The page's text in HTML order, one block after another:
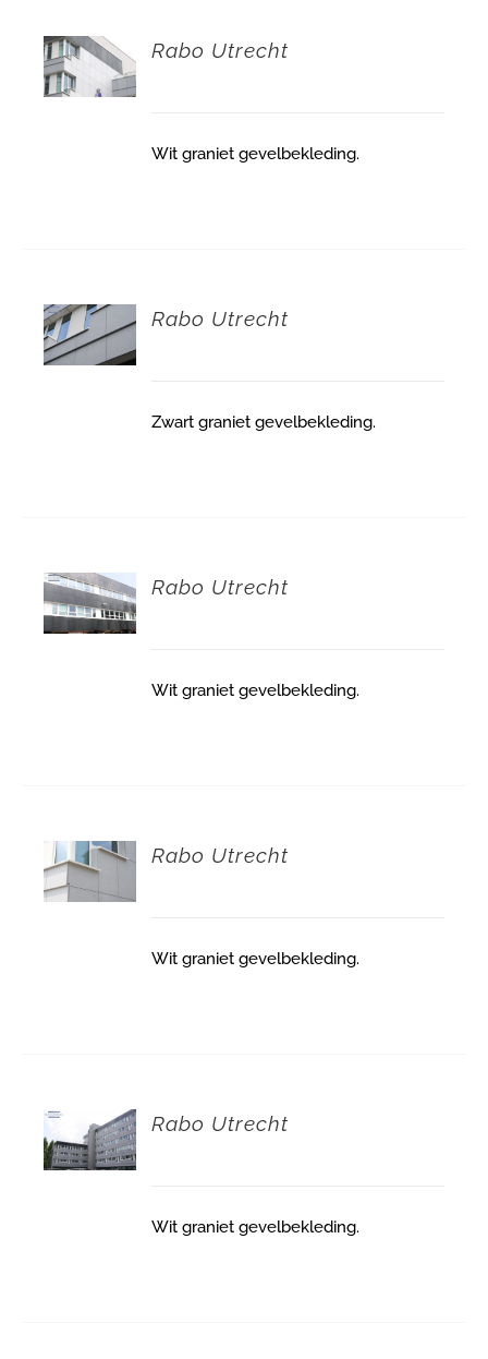
Rabo Utrecht
Wit graniet gevelbekleding.
Rabo Utrecht
Zwart graniet gevelbekleding.
Rabo Utrecht
Wit graniet gevelbekleding.
Rabo Utrecht
Wit graniet gevelbekleding.
Rabo Utrecht
Wit graniet gevelbekleding.